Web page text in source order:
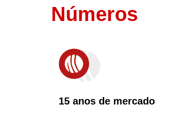
Números
15 anos de mercado